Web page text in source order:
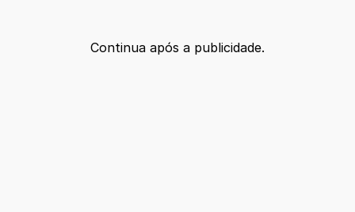
Continua após a publicidade.